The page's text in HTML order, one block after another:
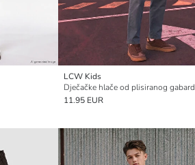
LCW Kids
Dječačke hlače od plisiranog
11.95 EUR